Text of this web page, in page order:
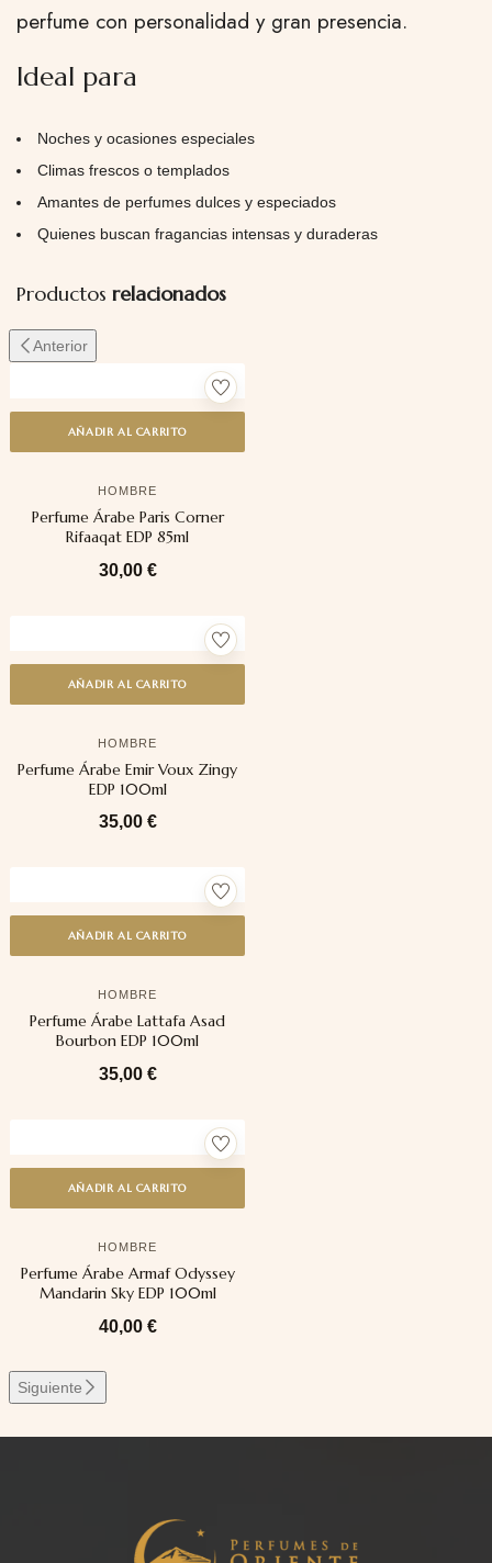
perfume con personalidad y gran presencia.
Ideal para
Noches y ocasiones especiales
Climas frescos o templados
Amantes de perfumes dulces y especiados
Quienes buscan fragancias intensas y duraderas
Productos relacionados
Anterior
AÑADIR AL CARRITO
HOMBRE
Perfume Árabe Paris Corner
Rifaaqat EDP 85ml
30,00 €
AÑADIR AL CARRITO
HOMBRE
Perfume Árabe Emir Voux Zingy
EDP 100ml
35,00 €
AÑADIR AL CARRITO
HOMBRE
Perfume Árabe Lattafa Asad
Bourbon EDP 100ml
35,00 €
AÑADIR AL CARRITO
HOMBRE
Perfume Árabe Armaf Odyssey
Mandarin Sky EDP 100ml
40,00 €
Siguiente